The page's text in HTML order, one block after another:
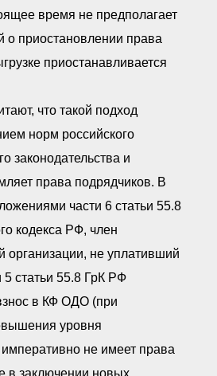
время не предполагает
о приостановлении права
приостанавливается
что такой подход
норм российского
законодательства и
права подрядчиков. В
части 6 статьи 55.8
кодекса РФ, член
организации, не уплативший
5 статьи 55.8 ГрК РФ
в КФ ОДО (при
уровня
императивно не имеет права
в заключении новых